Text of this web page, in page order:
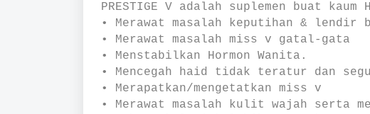
PRESTIGE V adalah suplemen buat kaum
• Merawat masalah keputihan & lendir
• Merawat masalah miss v gatal-gata
• Menstabilkan Hormon Wanita.
• Mencegah haid tidak teratur dan
• Merapatkan/mengetatkan miss v
• Merawat masalah kulit wajah serta